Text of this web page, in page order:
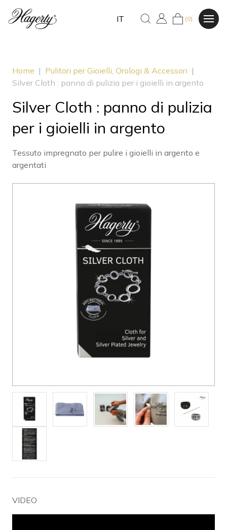
IT (0)
Home | Pulitori per Gioielli, Orologi & Accessori |
Silver Cloth : panno di pulizia per i gioielli in argento
Silver Cloth : panno di pulizia
per i gioielli in argento
Tessuto impregnato per pulire i gioielli in argento e
argentati
VIDEO